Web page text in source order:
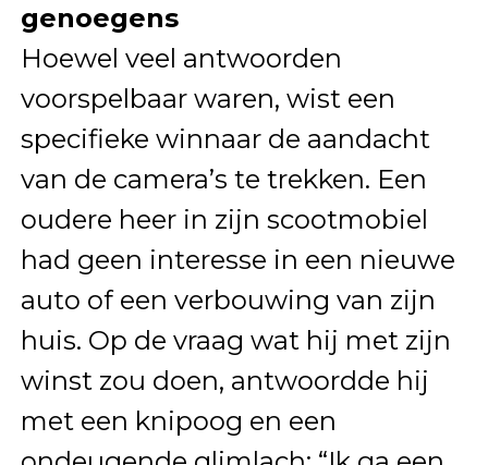
genoegens
Hoewel veel antwoorden
voorspelbaar waren, wist een
specifieke winnaar de aandacht
van de camera’s te trekken. Een
oudere heer in zijn scootmobiel
had geen interesse in een nieuwe
auto of een verbouwing van zijn
huis. Op de vraag wat hij met zijn
winst zou doen, antwoordde hij
met een knipoog en een